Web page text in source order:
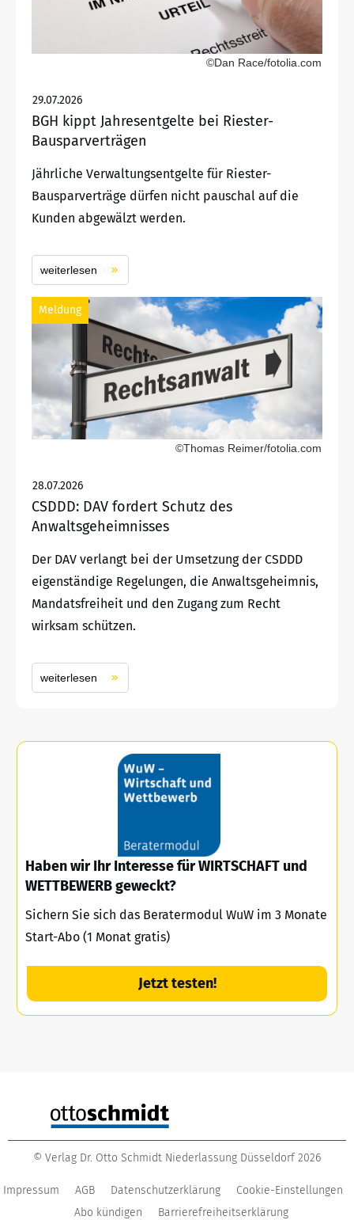
©Dan Race/fotolia.com
29.07.2026
BGH kippt Jahresentgelte bei Riester-
Bausparverträgen
Jährliche Verwaltungsentgelte für Riester-
Bausparverträge dürfen nicht pauschal auf die
Kunden abgewälzt werden.
weiterlesen
Meldung
©Thomas Reimer/fotolia.com
28.07.2026
CSDDD: DAV fordert Schutz des
Anwaltsgeheimnisses
Der DAV verlangt bei der Umsetzung der CSDDD
eigenständige Regelungen, die Anwaltsgeheimnis,
Mandatsfreiheit und den Zugang zum Recht
wirksam schützen.
weiterlesen
Haben wir Ihr Interesse für WIRTSCHAFT und
WETTBEWERB geweckt?
Sichern Sie sich das Beratermodul WuW im 3 Monate
Start-Abo (1 Monat gratis)
Jetzt testen!
© Verlag Dr. Otto Schmidt Niederlassung Düsseldorf 2026
Impressum AGB Datenschutzerklärung
Cookie-Einstellungen
Abo kündigen
Barrierefreiheitserklärung